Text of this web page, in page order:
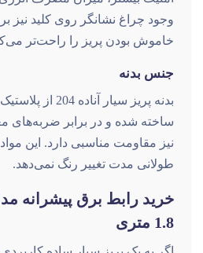
امنیت بیشتر، میزان مصرف
وجود چراغ نشانگر روی کلید
خاموش بودن پریز را راحت‌تر
جنس بدنه
بدنه پریز سیار
ساخته شده و در برابر ضربه‌های
نیز مقاومت مناسبی دارد. این
طولانی مدت تغییر رنگ نمی‌دهد.
1.8 متری